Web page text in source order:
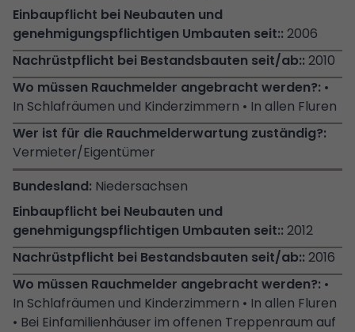
2006
2010
•
In Schlafräumen und Kinderzimmern • In allen Fluren
Vermieter/Eigentümer
Niedersachsen
2012
2016
•
In Schlafräumen und Kinderzimmern • In allen Fluren
• Bei Einfamilienhäuser im offenen Treppenraum auf